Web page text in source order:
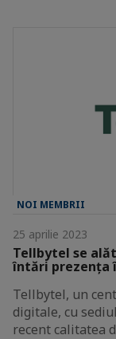
NOI MEMBRII
25 aprilie 2023
Tellbytel se
întări prezența
Tellbytel, un
digitale, cu
recent calitatea